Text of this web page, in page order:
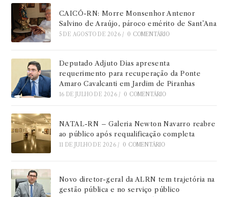
CAICÓ-RN: Morre Monsenhor Antenor
Salvino de Araújo, pároco emérito de Sant’Ana
5 DE AGOSTO DE 2026 / 0 COMENTÁRIO
Deputado Adjuto Dias apresenta
requerimento para recuperação da Ponte
Amaro Cavalcanti em Jardim de Piranhas
16 DE JULHO DE 2026 / 0 COMENTÁRIO
NATAL-RN – Galeria Newton Navarro reabre
ao público após requalificação completa
11 DE JULHO DE 2026 / 0 COMENTÁRIO
Novo diretor-geral da ALRN tem trajetória na
gestão pública e no serviço público